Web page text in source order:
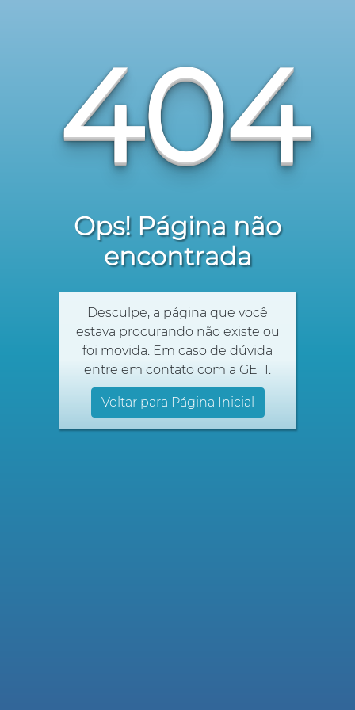
404
Ops! Página não
encontrada
Desculpe, a página que você
estava procurando não existe ou
foi movida. Em caso de dúvida
entre em contato com a GETI.
Voltar para Página Inicial